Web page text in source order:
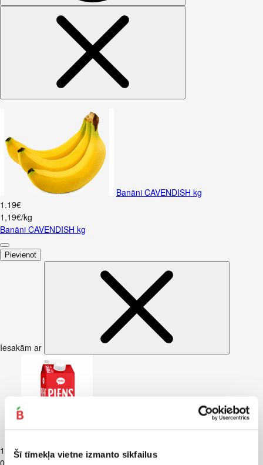
Šī tīmekļa vietne izmanto sīkfailus
Banāni CAVENDISH kg
1 .19€
1,19€/kg
Banāni CAVENDISH kg
Pievienot
Iesakām ar
1
37€